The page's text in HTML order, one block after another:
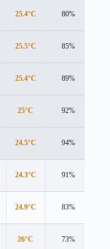
25.4°C 80%
25.5°C 85%
25.4°C 89%
25°C 92%
24.5°C 94%
24.3°C 91%
24.9°C 83%
26°C 73%